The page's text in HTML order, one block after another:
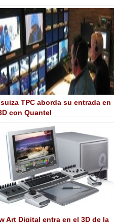
TPC aborda su entrada en
con Quantel
Art Digital entra en el 3D de la